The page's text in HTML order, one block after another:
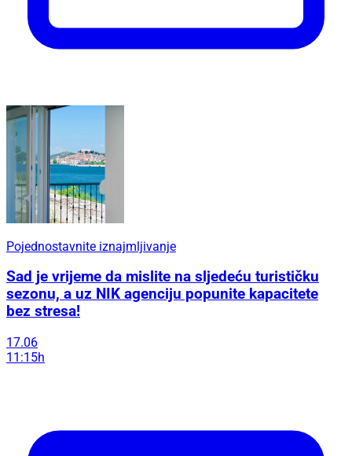
Pojednostavnite iznajmljivanje
Sad je vrijeme da mislite na sljedeću turističku
sezonu, a uz NIK agenciju popunite kapacitete
bez stresa!
17.06
11:15h